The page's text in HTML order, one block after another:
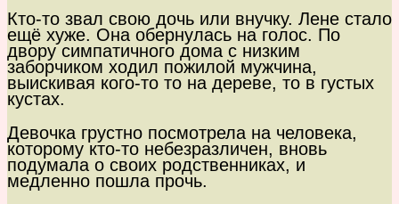
Кто-то звал свою дочь или внучку. Лене стало
ещё хуже. Она обернулась на голос. По
двору симпатичного дома с низким
заборчиком ходил пожилой мужчина,
выискивая кого-то то на дереве, то в густых
кустах.
Девочка грустно посмотрела на человека,
которому кто-то небезразличен, вновь
подумала о своих родственниках, и
медленно пошла прочь.